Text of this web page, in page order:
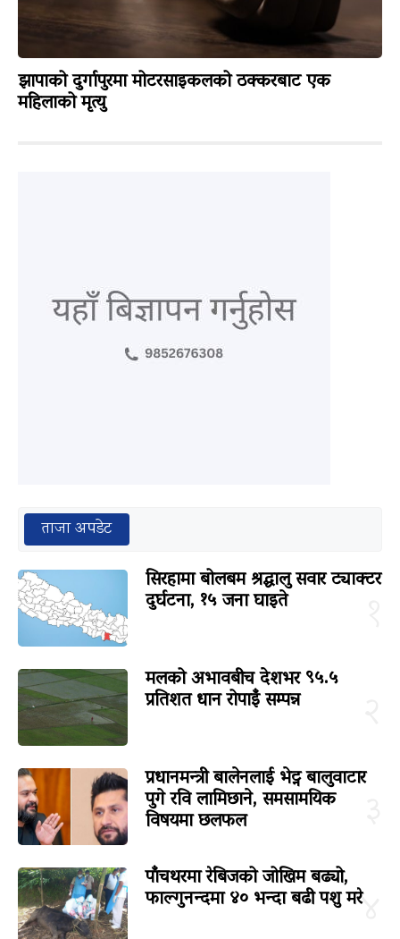
झापाको दुर्गापुरमा मोटरसाइकलको ठक्करबाट एक
महिलाको मृत्यु
ताजा अपडेट
सिरहामा बोलबम श्रद्धालु सवार ट्याक्टर
दुर्घटना, १५ जना घाइते
मलको अभावबीच देशभर ९५.५
प्रतिशत धान रोपाइँ सम्पन्न
प्रधानमन्त्री बालेनलाई भेट्न बालुवाटार
पुगे रवि लामिछाने, समसामयिक
विषयमा छलफल
४
पाँचथरमा रेबिजको जोखिम बढ्यो,
फाल्गुनन्दमा ४० भन्दा बढी पशु मरे